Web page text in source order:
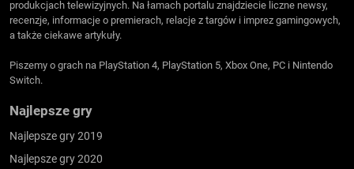
produkcjach telewizyjnych. Na łamach portalu znajdziecie liczne newsy,
recenzje, informacje o premierach, relacje z targów i imprez gamingowych,
a także ciekawe artykuły.
Piszemy o grach na PlayStation 4, PlayStation 5, Xbox One, PC i Nintendo
Switch.
Najlepsze gry
Najlepsze gry 2019
Najlepsze gry 2020